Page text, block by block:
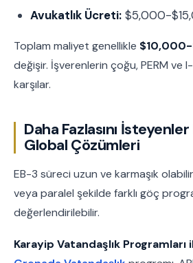
Avukatlık Ücreti: $5,000-
Toplam maliyet genellikle
değişir. İşverenlerin çoğu, PERM ve
karşılar.
Daha Fazlasını
Global Çözümleri
EB-3 süreci uzun ve karmaşık
veya paralel şekilde farklı göç
değerlendirilebilir.
Karayip Vatandaşlık Programları